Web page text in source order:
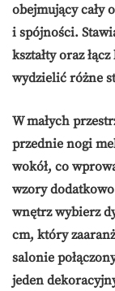
obejmujący cały
i spójności.
kształty oraz
wydzielić różne
W małych
przednie nogi
wokół, co
wzory
wnętrz wybierz
cm, który
salonie
jeden